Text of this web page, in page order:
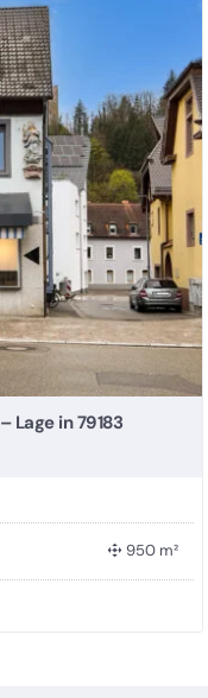
in 79183
950 m²